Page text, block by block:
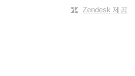
Zendesk 제공